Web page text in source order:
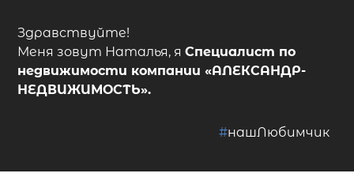
Здравствуйте!
Меня зовут Наталья, яСпециалист по
недвижимости компании«АЛЕКСАНДР-
НЕДВИЖИМОСТЬ».
#нашЛюбимчик